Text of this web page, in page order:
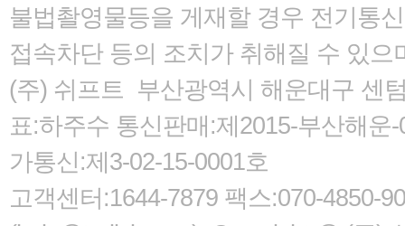
불법촬영물등을 게재할 경우 전기통
접속차단 등의 조치가 취해질 수 있으
(주) 쉬프트 부산광역시 해운대구 센
표:하주수 통신판매:제2015-부산해
가통신:제3-02-15-0001호
고객센터:1644-7879 팩스:070-4850-